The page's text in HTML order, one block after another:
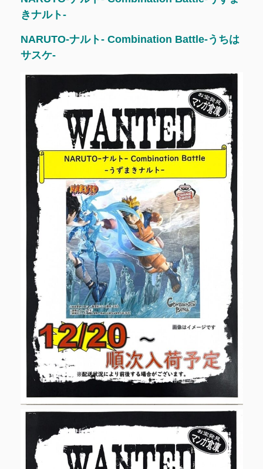
きナルト-
NARUTO-ナルト- Combination Battle-うちは
サスケ-